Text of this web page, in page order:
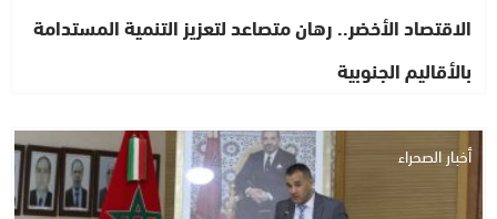
الاقتصاد الأخضر.. رهان متصاعد لتعزيز التنمية المستدامة
بالأقاليم الجنوبية
أخبار الصحراء